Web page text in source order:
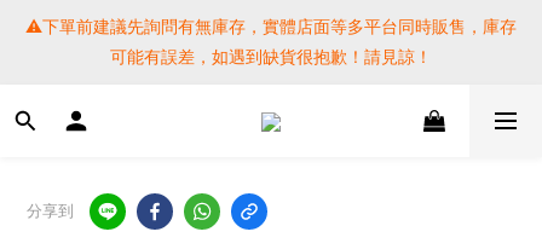
⚠️下單前建議先詢問有無庫存，實體店面等多平台同時販售，庫存
可能有誤差，如遇到缺貨很抱歉！請見諒！
⚠️下單前建議先詢問有無庫存，實體店面等多平台同時販售，庫存
可能有誤差，如遇到缺貨很抱歉！請見諒！
SF EXPRESS WORLD SHIPPING
提醒各位⚠️下單後寄出，請務必在時間內完成取貨才是乖寶寶呦~
如未取貨必須支付運費! 謝謝
分享到